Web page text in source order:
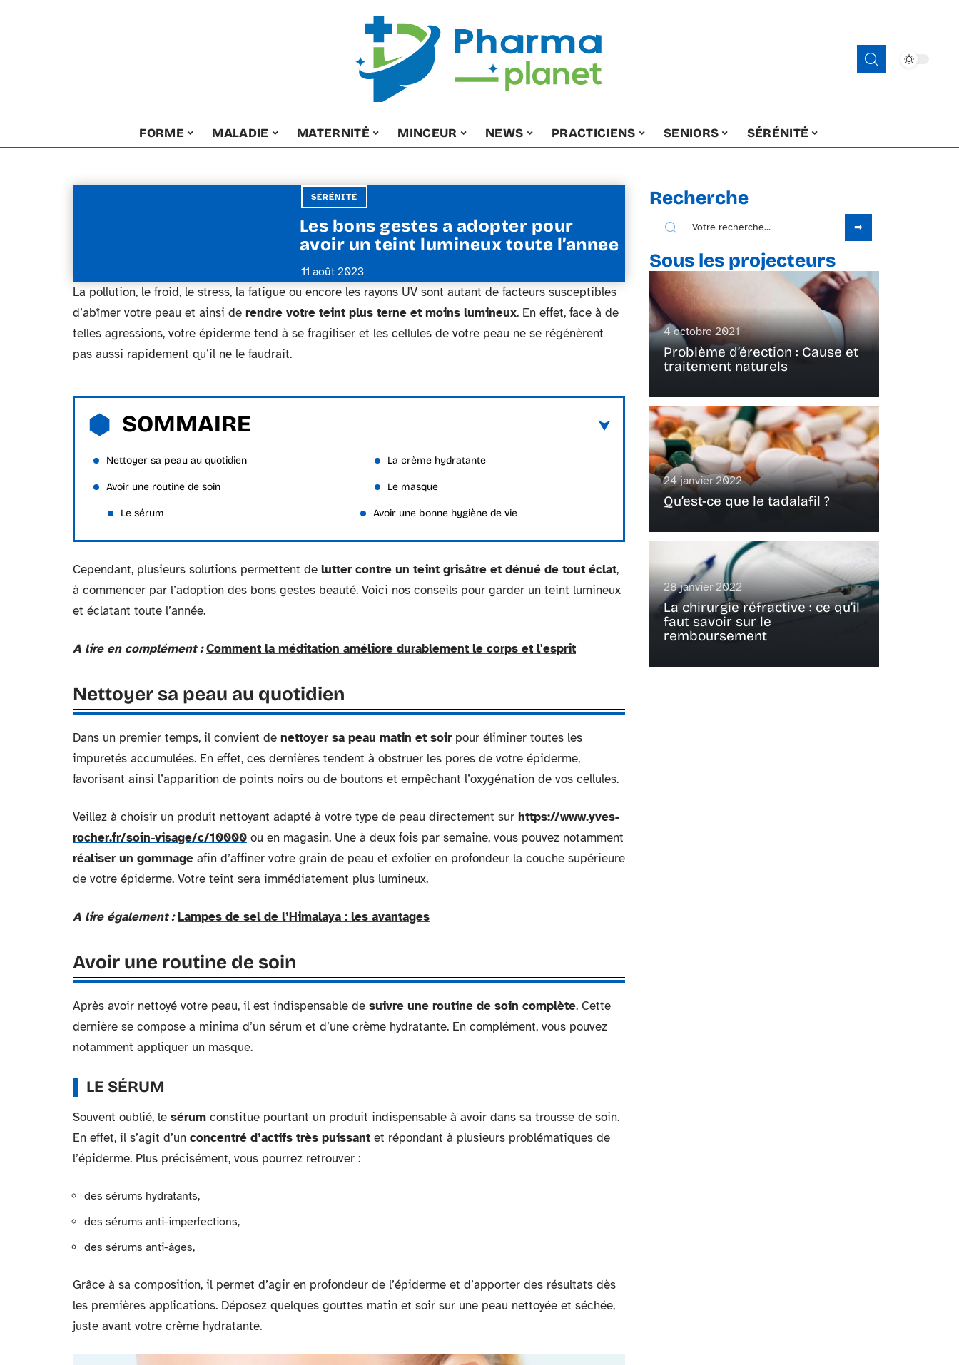
FORME MALADIE MATERNITÉ MINCEUR NEWS PRACTICIENS SENIORS SÉRÉNITÉ
SÉRÉNITÉ
Les bons gestes a adopter pour
avoir un teint lumineux toute l’annee
11 août 2023
La pollution, le froid, le stress, la fatigue ou encore les rayons UV sont autant de facteurs susceptibles
d’abîmer votre peau et ainsi de rendre votre teint plus terne et moins lumineux. En effet, face à de
telles agressions, votre épiderme tend à se fragiliser et les cellules de votre peau ne se régénèrent
pas aussi rapidement qu’il ne le faudrait.
SOMMAIRE
Nettoyer sa peau au quotidien
Avoir une routine de soin
Le sérum
La crème hydratante
Le masque
Avoir une bonne hygiène de vie
Cependant, plusieurs solutions permettent de lutter contre un teint grisâtre et dénué de tout éclat,
à commencer par l’adoption des bons gestes beauté. Voici nos conseils pour garder un teint lumineux
et éclatant toute l’année.
A lire en complément : Comment la méditation améliore durablement le corps et l'esprit
Nettoyer sa peau au quotidien
Dans un premier temps, il convient de nettoyer sa peau matin et soir pour éliminer toutes les
impuretés accumulées. En effet, ces dernières tendent à obstruer les pores de votre épiderme,
favorisant ainsi l’apparition de points noirs ou de boutons et empêchant l’oxygénation de vos cellules.
Veillez à choisir un produit nettoyant adapté à votre type de peau directement sur https://www.yves-
rocher.fr/soin-visage/c/10000 ou en magasin. Une à deux fois par semaine, vous pouvez notamment
réaliser un gommage afin d’affiner votre grain de peau et exfolier en profondeur la couche supérieure
de votre épiderme. Votre teint sera immédiatement plus lumineux.
A lire également : Lampes de sel de l’Himalaya : les avantages
Avoir une routine de soin
Après avoir nettoyé votre peau, il est indispensable de suivre une routine de soin complète. Cette
dernière se compose a minima d’un sérum et d’une crème hydratante. En complément, vous pouvez
notamment appliquer un masque.
LE SÉRUM
Souvent oublié, le sérum constitue pourtant un produit indispensable à avoir dans sa trousse de soin.
En effet, il s’agit d’un concentré d’actifs très puissant et répondant à plusieurs problématiques de
l’épiderme. Plus précisément, vous pourrez retrouver :
des sérums hydratants,
des sérums anti-imperfections,
des sérums anti-âges,
Grâce à sa composition, il permet d’agir en profondeur de l’épiderme et d’apporter des résultats dès
les premières applications. Déposez quelques gouttes matin et soir sur une peau nettoyée et séchée,
juste avant votre crème hydratante.
Recherche
Sous les projecteurs
4 octobre 2021
Problème d’érection : Cause et
traitement naturels
24 janvier 2022
Qu’est-ce que le tadalafil ?
28 janvier 2022
La chirurgie réfractive : ce qu’il
faut savoir sur le
remboursement